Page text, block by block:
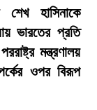
শেখ হাসিনাকে
ভারতের প্রতি
মন্ত্রণালয়
ওপর বিরূপ